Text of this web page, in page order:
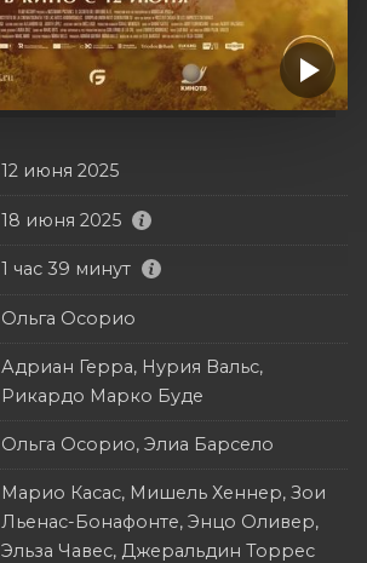
12 июня 2025
18 июня 2025
1 час 39 минут
Ольга Осорио
Адриан Герра, Нурия Вальс,
Рикардо Марко Буде
Ольга Осорио, Элиа Барсело
Марио Касас, Мишель Хеннер, Зои
Льенас-Бонафонте, Энцо Оливер,
Эльза Чавес, Джеральдин Торрес